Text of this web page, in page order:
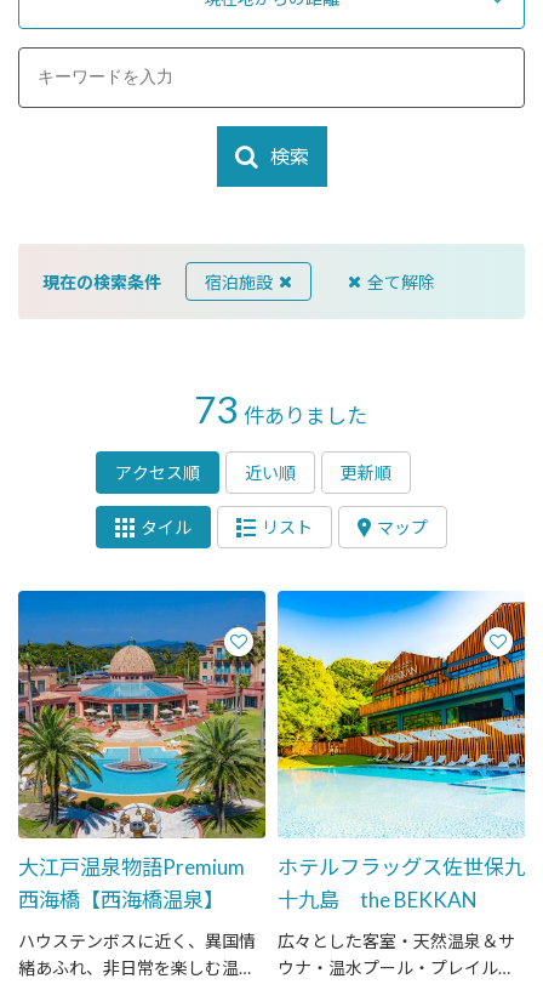
検索
現在の検索条件 宿泊施設 全て解除
73 件ありました
アクセス順 近い順 更新順
タイル リスト マップ
大江戸温泉物語Premium
西海橋【西海橋温泉】
ハウステンボスに近く、異国情
緒あふれ、非日常を楽しむ温泉
ホテルフラッグス佐世保九
十九島 the BEKKAN
広々とした客室・天然温泉＆サ
ウナ・温水プール・プレイルー